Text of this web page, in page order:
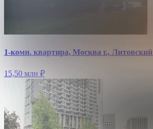
1-комн. квартира, Москва г., Литовский
15,50 млн ₽